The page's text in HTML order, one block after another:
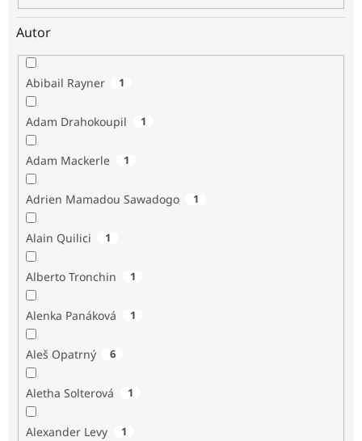
Autor
Abibail Rayner 1
Adam Drahokoupil 1
Adam Mackerle 1
Adrien Mamadou Sawadogo 1
Alain Quilici 1
Alberto Tronchin 1
Alenka Panáková 1
Aleš Opatrný 6
Aletha Solterová 1
Alexander Levy 1